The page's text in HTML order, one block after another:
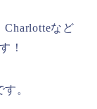
Charlotteなど
！
。